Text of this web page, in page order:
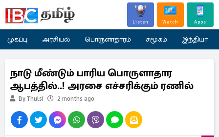
Listen Watch Apps
முகப்பு அரசியல் பொருளாதாரம் சமூகம் இந்தியா
நாடு மீண்டும் பாரிய பொருளாதார
ஆபத்தில்..! அரசை எச்சரிக்கும் ரணில்
By Thulsi 2 months ago